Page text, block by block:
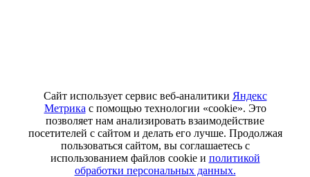
Сайт использует сервис веб-аналитики Яндекс
Метрика с помощью технологии «cookie». Это
позволяет нам анализировать взаимодействие
посетителей с сайтом и делать его лучше. Продолжая
пользоваться сайтом, вы соглашаетесь с
использованием файлов cookie и политикой
обработки персональных данных.